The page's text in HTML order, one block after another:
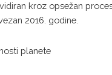
kroz opsežan
2016. godine.
planete